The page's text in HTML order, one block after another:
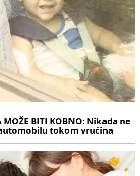
MOŽE BITI KOBNO: Nikada ne
tokom vrućina